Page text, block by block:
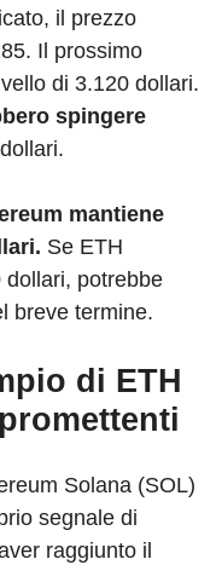
il prezzo
Il prossimo
di 3.120 dollari.
spingere
mantiene
Se ETH
potrebbe
breve termine.
di ETH
Solana (SOL)
segnale di
raggiunto il